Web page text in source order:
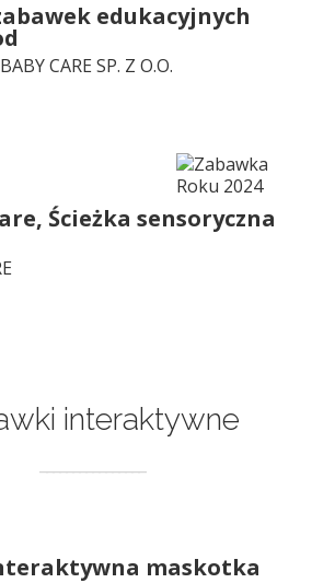
edukacyjnych
CARE SP. Z O.O.
Ścieżka sensoryczna
interaktywne
maskotka